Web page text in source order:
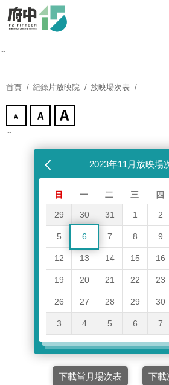
要
塊
:::
首頁 紀錄片放映院 放映場次表
:::
2023年11月放映場
日 一 二 三 四
29 30 31 1 2
5 6 7 8 9
12 13 14 15 16
19 20 21 22 23
26 27 28 29 30
3 4 5 6 7
下載當月場次表 下載